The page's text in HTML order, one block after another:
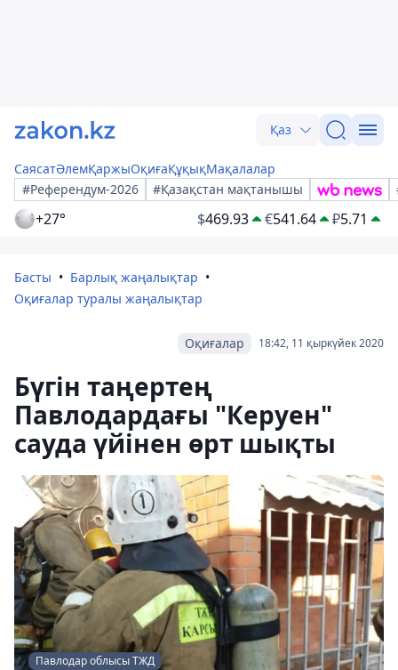
Қаз
СаясатӘлемҚаржыОқиғаҚұқықМақалалар
#Референдум-2026
#Қазақстан мақтанышы
+27° $469.93 €541.64 ₽5.71
Басты
Барлық жаңалықтар
Оқиғалар туралы жаңалықтар
18:42, 11 қыркүйек 2020
Оқиғалар
Бүгін таңертең
Павлодардағы "Керуен"
сауда үйінен өрт шықты
Павлодар облысы ТЖД